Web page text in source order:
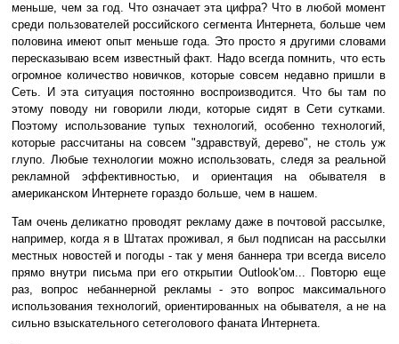
меньше, чем за год. Что означает эта цифра? Что в любой момент
среди пользователей российского сегмента Интернета, больше чем
половина имеют опыт меньше года. Это просто я другими словами
пересказываю всем известный факт. Надо всегда помнить, что есть
огромное количество новичков, которые совсем недавно пришли в
Сеть. И эта ситуация постоянно воспроизводится. Что бы там по
этому поводу ни говорили люди, которые сидят в Сети сутками.
Поэтому использование тупых технологий, особенно технологий,
которые рассчитаны на совсем "здравствуй, дерево", не столь уж
глупо. Любые технологии можно использовать, следя за реальной
рекламной эффективностью, и ориентация на обывателя в
американском Интернете гораздо больше, чем в нашем.
Там очень деликатно проводят рекламу даже в почтовой рассылке,
например, когда я в Штатах проживал, я был подписан на рассылки
местных новостей и погоды - так у меня баннера три всегда висело
прямо внутри письма при его открытии Outlook'ом... Повторю еще
раз, вопрос небаннерной рекламы - это вопрос максимального
использования технологий, ориентированных на обывателя, а не на
сильно взыскательного сетеголового фаната Интернета.